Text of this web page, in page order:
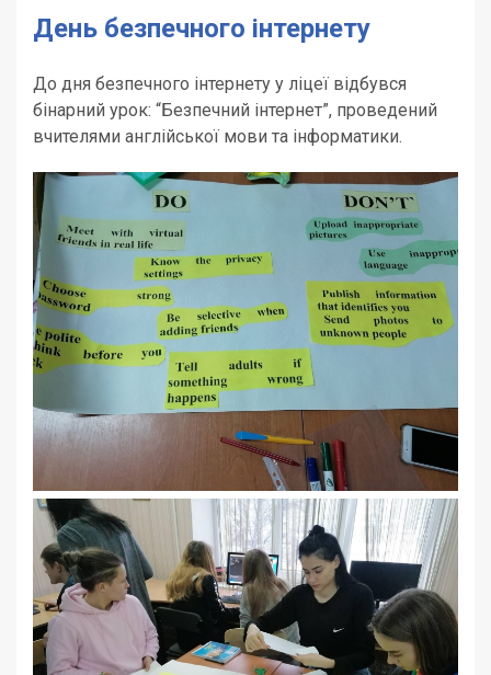
День безпечного інтернету
До дня безпечного інтернету у ліцеї відбувся
бінарний урок: “Безпечний інтернет”, проведений
вчителями англійської мови та інформатики.